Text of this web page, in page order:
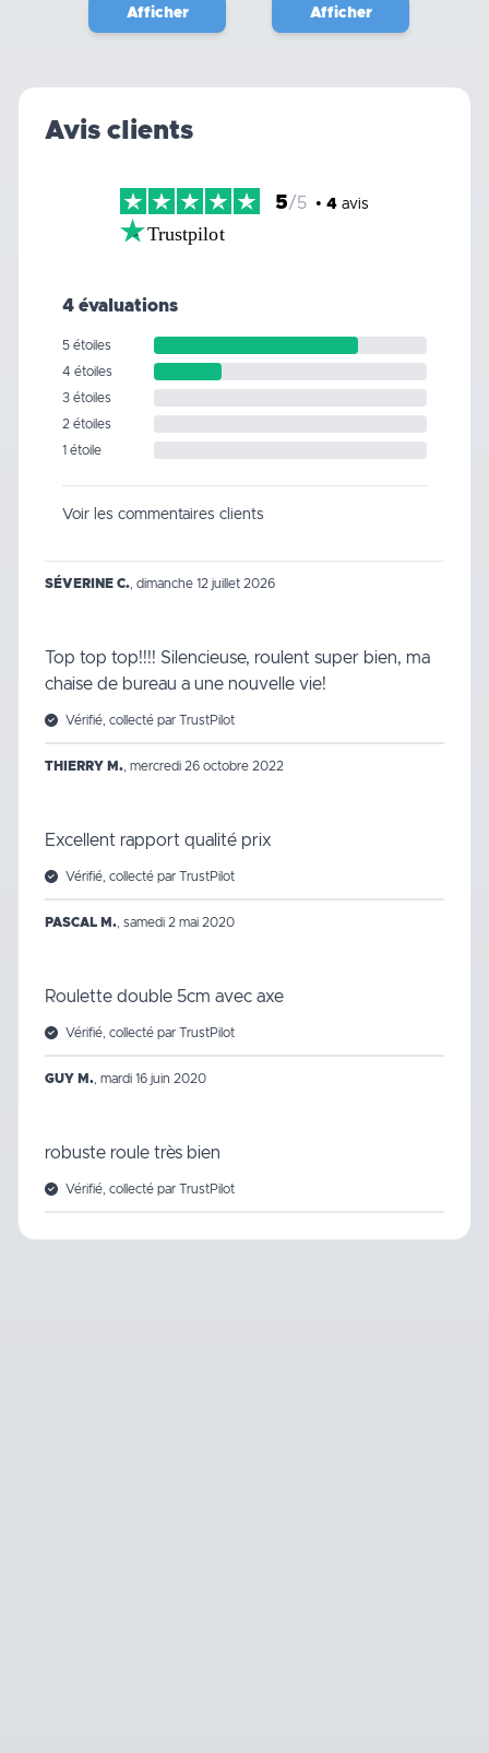
Afficher Afficher
Avis clients
5/5 • 4 avis
Trustpilot
4 évaluations
5 étoiles
4 étoiles
3 étoiles
2 étoiles
1 étoile
Voir les commentaires clients
SÉVERINE C. dimanche 12 juillet 2026
Top top top!!!! Silencieuse, roulent super bien, ma
chaise de bureau a une nouvelle vie!
Vérifié, collecté par TrustPilot
THIERRY M. mercredi 26 octobre 2022
Excellent rapport qualité prix
Vérifié, collecté par TrustPilot
PASCAL M. samedi 2 mai 2020
Roulette double 5cm avec axe
Vérifié, collecté par TrustPilot
GUY M. mardi 16 juin 2020
robuste roule très bien
Vérifié, collecté par TrustPilot